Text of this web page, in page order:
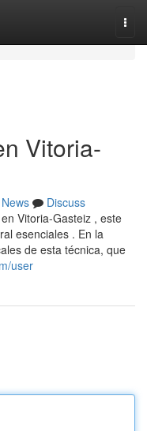
Vitoria-
News
Discuss
Vitoria-Gasteiz , este
esenciales . En la
de esta técnica, que
user